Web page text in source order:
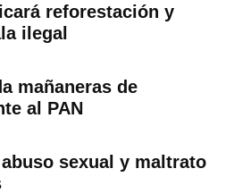
reforestación y
ilegal
mañaneras de
al PAN
sexual y maltrato